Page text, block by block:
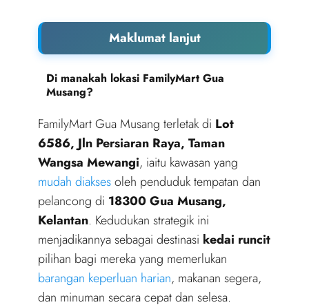
Maklumat lanjut
Di manakah lokasi FamilyMart Gua
Musang?
FamilyMart Gua Musang terletak di Lot
6586, Jln Persiaran Raya, Taman
Wangsa Mewangi, iaitu kawasan yang
mudah diaksesoleh penduduk tempatan dan
pelancong di 18300 Gua Musang,
Kelantan. Kedudukan strategik ini
menjadikannya sebagai destinasi kedai runcit
pilihan bagi mereka yang memerlukan
barangan keperluan harian, makanan segera,
dan minuman secara cepat dan selesa.